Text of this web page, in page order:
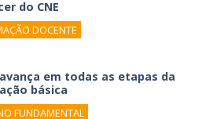
do CNE
DOCENTE
em todas as etapas da
básica
FUNDAMENTAL